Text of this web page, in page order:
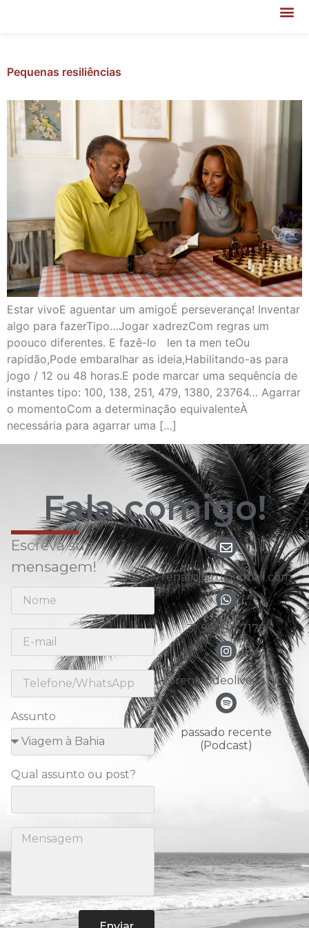
Pequenas resiliências
Estar vivoE aguentar um amigoÉ perseverança! Inventar
algo para fazerTipo…Jogar xadrezCom regras um
poouco diferentes. E fazê-lo len ta men teOu
rapidão,Pode embaralhar as ideia,Habilitando-as para
jogo / 12 ou 48 horas.E pode marcar uma sequência de
instantes tipo: 100, 138, 251, 479, 1380, 23764… Agarrar
o momentoCom a determinação equivalenteÀ
necessária para agarrar uma […]
Fala comigo!
Escreva sua
mensagem!
Assunto
Qual assunto ou post?
renato.nitu@gmail.com
31 98783-7178
@renatodeoliveira.nitu
passado recente
(Podcast)